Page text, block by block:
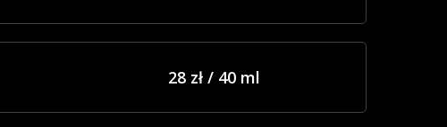
28 zł / 40 ml